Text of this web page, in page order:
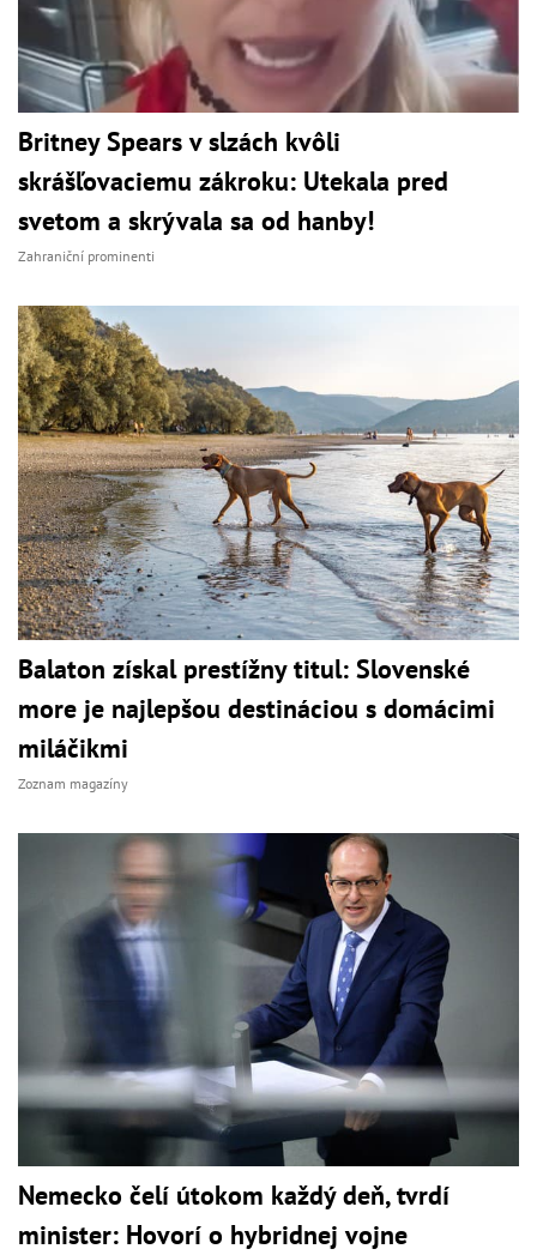
Britney Spears v slzách kvôli
skrášľovaciemu zákroku: Utekala pred
svetom a skrývala sa od hanby!
Zahraniční prominenti
Balaton získal prestížny titul: Slovenské
more je najlepšou destináciou s domácimi
miláčikmi
Zoznam magazíny
Nemecko čelí útokom každý deň, tvrdí
minister: Hovorí o hybridnej vojne